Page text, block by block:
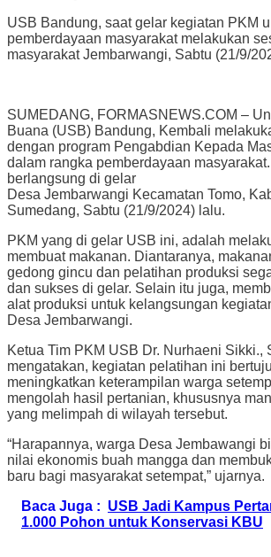
USB Bandung, saat gelar kegiatan PKM
pemberdayaan masyarakat melakukan
masyarakat Jembarwangi, Sabtu (21/9/
SUMEDANG, FORMASNEWS.COM –
Buana (USB) Bandung, Kembali
dengan program Pengabdian Kepada
dalam rangka pemberdayaan
berlangsung di gelar
Desa Jembarwangi Kecamatan Tomo,
Sumedang, Sabtu (21/9/2024) lalu.
PKM yang di gelar USB ini, adalah
membuat makanan. Diantaranya,
gedong gincu dan pelatihan produksi
dan sukses di gelar. Selain itu juga,
alat produksi untuk kelangsungan
Desa Jembarwangi.
Ketua Tim PKM USB Dr. Nurhaeni Sikki.,
mengatakan, kegiatan pelatihan ini
meningkatkan keterampilan warga
mengolah hasil pertanian, khususnya
yang melimpah di wilayah tersebut.
“Harapannya, warga Desa Jembawangi
nilai ekonomis buah mangga dan
baru bagi masyarakat setempat,” ujarnya.
Baca Juga : USB Jadi Kampus
1.000 Pohon untuk Konservasi KBU